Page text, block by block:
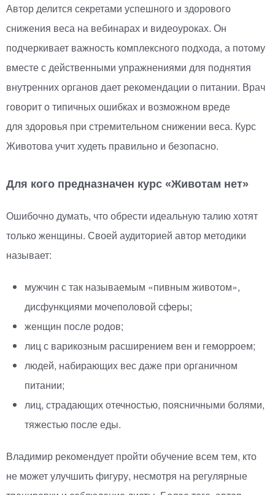
Автор делится секретами успешного и здорового
снижения веса на вебинарах и видеоуроках. Он
подчеркивает важность комплексного подхода, а потому
вместе с действенными упражнениями для поднятия
внутренних органов дает рекомендации о питании. Врач
говорит о типичных ошибках и возможном вреде
для здоровья при стремительном снижении веса. Курс
Животова учит худеть правильно и безопасно.
Для кого предназначен курс «Животам нет»
Ошибочно думать, что обрести идеальную талию хотят
только женщины. Своей аудиторией автор методики
называет:
мужчин с так называемым «пивным животом»,
дисфункциями мочеполовой сферы;
женщин после родов;
лиц с варикозным расширением вен и геморроем;
людей, набирающих вес даже при органичном
питании;
лиц, страдающих отечностью, поясничными болями,
тяжестью после еды.
Владимир рекомендует пройти обучение всем тем, кто
не может улучшить фигуру, несмотря на регулярные